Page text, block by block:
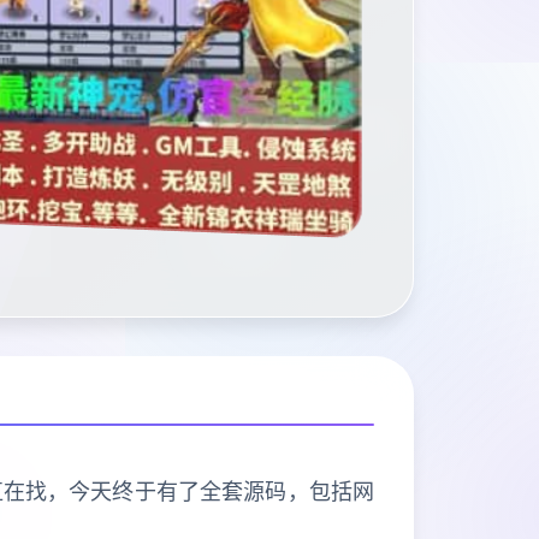
找，今天终于有了全套源码，包括网